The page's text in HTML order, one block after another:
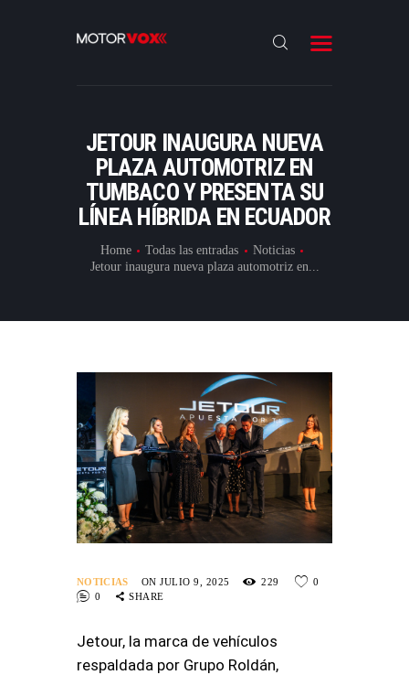
JETOUR INAUGURA NUEVA
PLAZA AUTOMOTRIZ EN
TUMBACO Y PRESENTA SU
LÍNEA HÍBRIDA EN ECUADOR
Home Todas las entradas
Noticias
Jetour inaugura nueva plaza automotriz en...
LANZAMIENTOS
ESPECIALES
CONTACTO
NOTICIAS ON JULIO 9, 2025 229
0
0
SHARE
Jetour, la marca de vehículos
respaldada por Grupo Roldán,